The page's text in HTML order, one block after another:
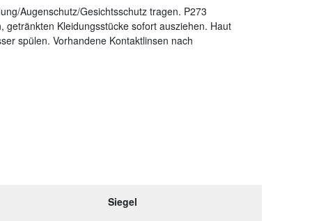
Augenschutz/Gesichtsschutz tragen. P273
getränkten Kleidungsstücke sofort ausziehen. Haut
spülen. Vorhandene Kontaktlinsen nach
Siegel